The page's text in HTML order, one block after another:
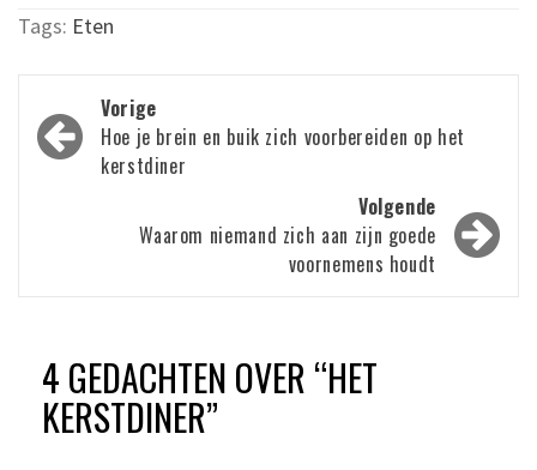
Tags: Eten
Bericht
navigatie
Vorige
Hoe je brein en buik zich voorbereiden op het
kerstdiner
Volgende
Waarom niemand zich aan zijn goede
voornemens houdt
4 GEDACHTEN OVER “HET
KERSTDINER”